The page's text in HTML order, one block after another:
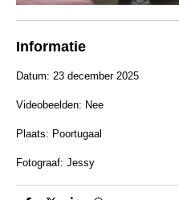
Informatie
Datum: 23 december 2025
Videobeelden: Nee
Plaats: Poortugaal
Fotograaf: Jessy